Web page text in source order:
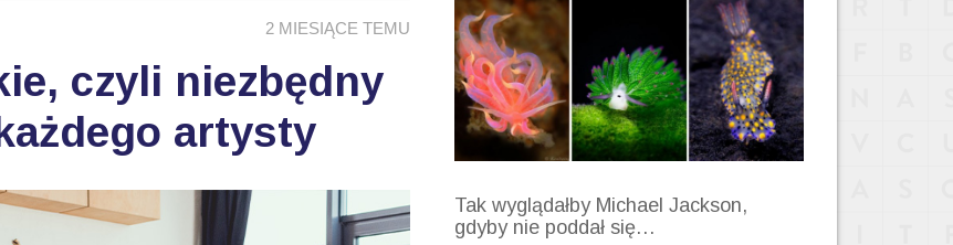
2 MIESIĄCE TEMU
czyli niezbędny
artysty
Tak wyglądałby Michael Jackson,
gdyby nie poddał się…